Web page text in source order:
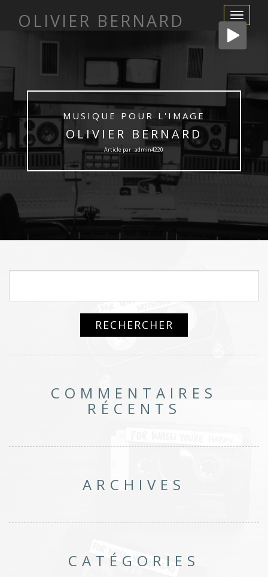
Afficher/
la
navigation
OLIVIER BERNARD
MUSIQUE POUR L'IMAGE
OLIVIER BERNARD
Article par : admin4220
COMMENTAIRES
RÉCENTS
ARCHIVES
CATÉGORIES